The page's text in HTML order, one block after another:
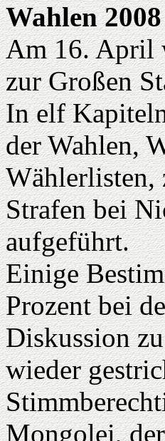
Wahlen 2008
Am 16. April
zur Großen
In elf
der Wahlen,
Wählerlisten,
Strafen bei
aufgeführt.
Einige
Prozent bei
Diskussion
wieder
Mongolei,